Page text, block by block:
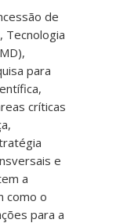
de
Tecnologia
para
críticas
e
a
como o
para a